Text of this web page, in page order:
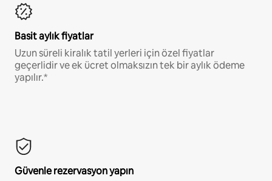
Basit aylık fiyatlar
Uzun süreli kiralık tatil yerleri için özel fiyatlar
geçerlidir ve ek ücret olmaksızın tek bir aylık ödeme
yapılır.*
Güvenle rezervasyon yapın